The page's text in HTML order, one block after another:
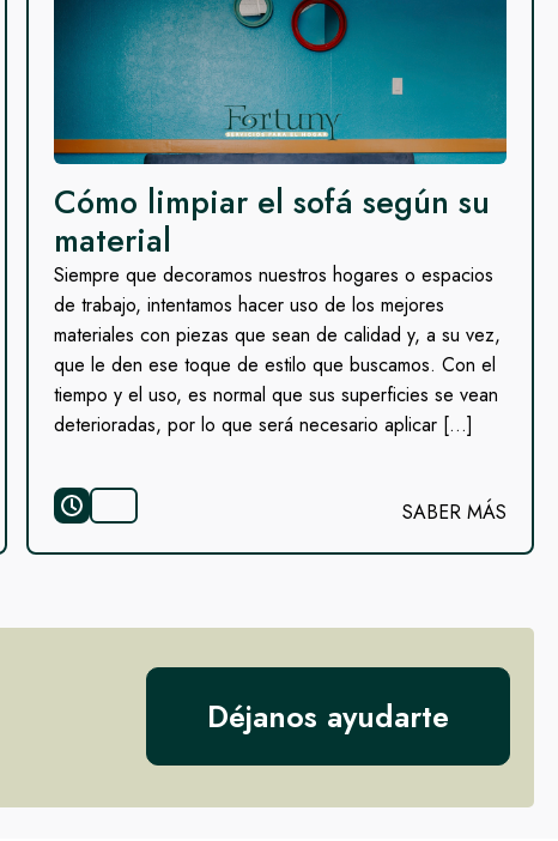
Cómo limpiar el sofá según su
material
Siempre que decoramos nuestros hogares o espacios
de trabajo, intentamos hacer uso de los mejores
materiales con piezas que sean de calidad y, a su vez,
que le den ese toque de estilo que buscamos. Con el
tiempo y el uso, es normal que sus superficies se vean
deterioradas, por lo que será necesario aplicar […]
SABER MÁS
Déjanos ayudarte